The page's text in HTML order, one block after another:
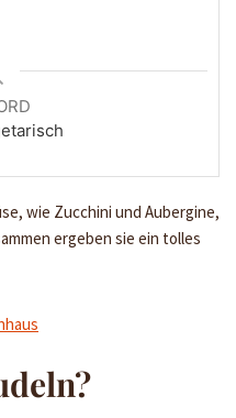
wie Zucchini und Aubergine,
ergeben sie ein tolles